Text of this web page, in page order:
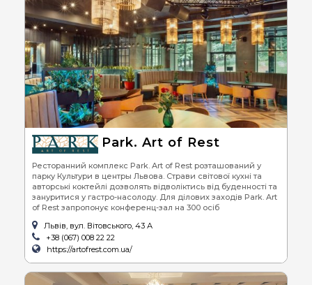
Park. Art of Rest
Ресторанний комплекс Park. Art of Rest розташований у
парку Культури в центры Львова. Страви світової кухні та
авторські коктейлі дозволять відволіктись від буденності та
зануритися у гастро-насолоду. Для ділових заходів Park. Art
of Rest запропонує конференц-зал на 300 осіб
Львів, вул. Вітовського, 43 А
+38 (067) 008 22 22
https://artofrest.com.ua/